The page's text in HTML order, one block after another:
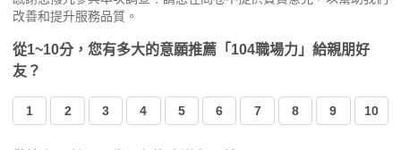
改善和提升服務品質。
從1~10分，您有多大的意願推薦「104職場力」給親朋好
友？
1 2 3 4 5 6 7 8 9 10